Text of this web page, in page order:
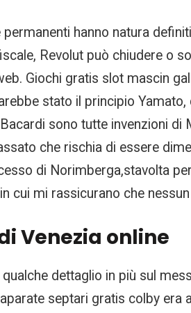
permanenti hanno natura
Revolut può chiudere o
Giochi gratis slot mascin
stato il principio
sono tutte invenzioni di
che rischia di essere
di Norimberga,stavolta
cui mi rassicurano che
Venezia online
dettaglio in più sul
septari gratis colby era